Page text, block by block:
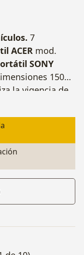
7
ACER mod.
SONY
1500
la vigencia de